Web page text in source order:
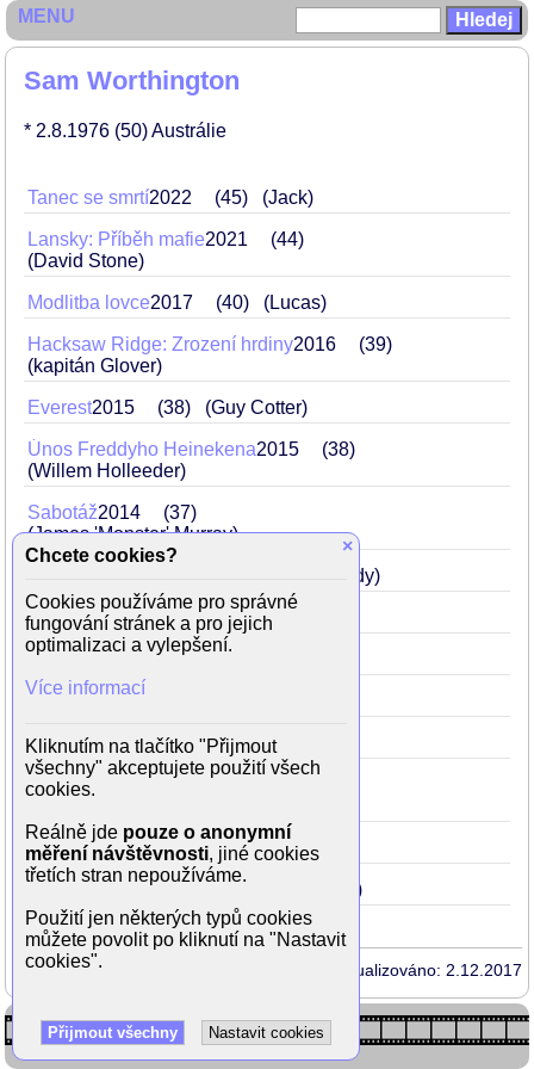
Sam Worthington
* 2.8.1976 (50)Austrálie
Tanec se smrtí2022 45 (Jack)
Lansky: Příběh mafie2021
44
(David Stone)
Modlitba lovce2017 40 (Lucas)
Hacksaw Ridge: Zrození hrdiny2016
39
(kapitán Glover)
Everest2015 38 (Guy Cotter)
Únos Freddyho Heinekena2015
38
(Willem Holleeder)
Sabotáž2014
37
(James 'Monster' Murray)
(Nick Cassidy)
Hněv Titánů2012 35 (Perseus)
Včera v noci 2010
Souboj Titánů
Dluh2010 33 (mladý David)
Terminator Salvation 2009
Avatar2009 32 (Jake Sully)
2002 (B.J. Guidry)
Aktualizováno: 2.12.2017
MENU
×
Chcete cookies?
Cookies používáme pro správné
fungování stránek a pro jejich
optimalizaci a vylepšení.
Více informací
Kliknutím na tlačítko "Přijmout
všechny" akceptujete použití všech
cookies.
Reálně jde pouze o anonymní
měření návštěvnosti, jiné cookies
třetích stran nepoužíváme.
Použití jen některých typů cookies
můžete povolit po kliknutí na "Nastavit
cookies".
Přijmout všechny Nastavit cookies